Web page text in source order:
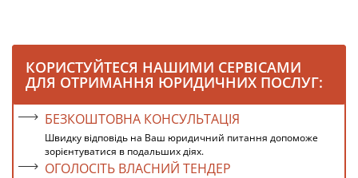
КОРИСТУЙТЕСЯ НАШИМИ СЕРВІСАМИ
ДЛЯ ОТРИМАННЯ ЮРИДИЧНИХ ПОСЛУГ:
БЕЗКОШТОВНА КОНСУЛЬТАЦІЯ
Швидку відповідь на Ваш юридичний питання допоможе
зорієнтуватися в подальших діях.
ОГОЛОСІТЬ ВЛАСНИЙ ТЕНДЕР